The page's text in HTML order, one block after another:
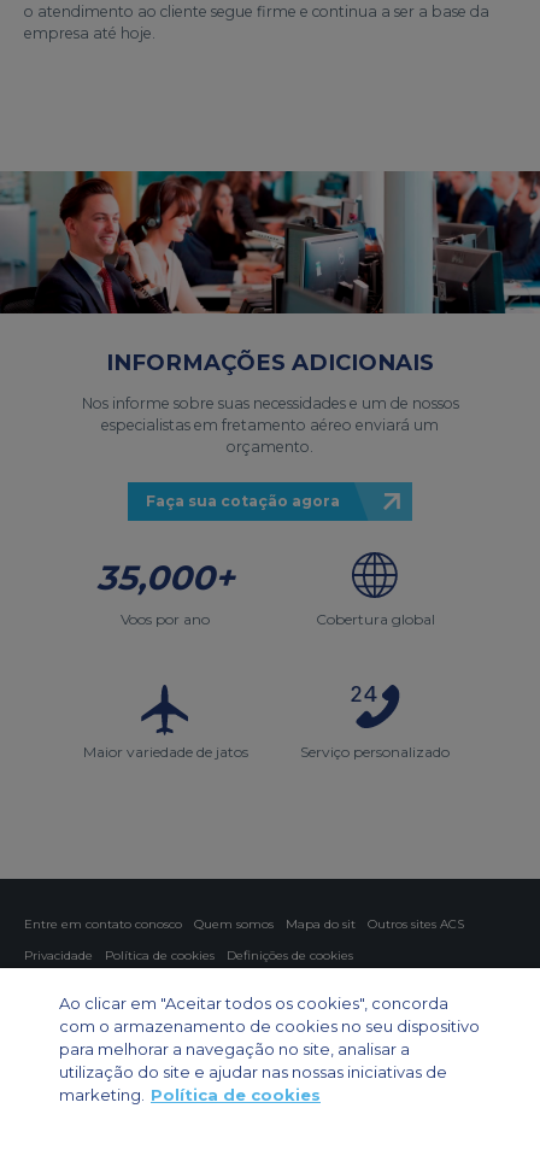
o atendimento ao cliente segue firme e continua a ser a base da
empresa até hoje.
INFORMAÇÕES ADICIONAIS
Nos informe sobre suas necessidades e um de nossos
especialistas em fretamento aéreo enviará um
orçamento.
Faça sua cotação agora
35,000+
Voos por ano Cobertura global
Maior variedade de jatos Serviço personalizado
Entre em contato conosco Quem somos Mapa do sit
Outros sites ACS
Privacidade
Política de cookies
Definições de cookies
Guia de aeronaves
Private Charter App
Ao clicar em "Aceitar todos os cookies", concorda
com o armazenamento de cookies no seu dispositivo
para melhorar a navegação no site, analisar a
utilização do site e ajudar nas nossas iniciativas de
marketing.
Política de cookies